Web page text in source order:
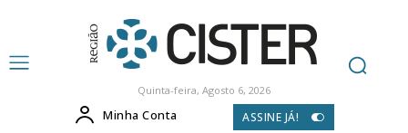
Quinta-feira, Agosto 6, 2026
Minha Conta ASSINE JÁ!